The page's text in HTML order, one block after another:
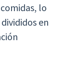
lo
en